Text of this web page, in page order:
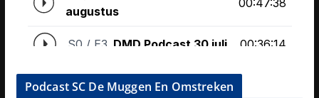
Podcast SC De Muggen En Omstreken